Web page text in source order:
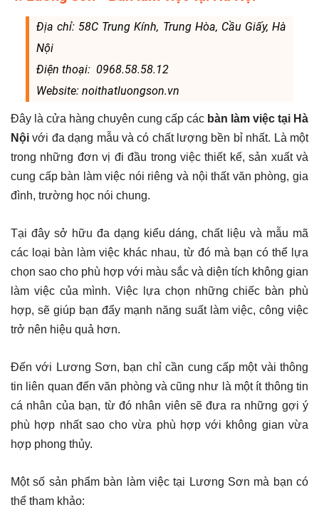
Địa chỉ: 58C Trung Kính, Trung Hòa, Cầu Giấy, Hà
Nội
Điện thoại: 0968.58.58.12
Website: noithatluongson.vn
Đây là cửa hàng chuyên cung cấp các bàn làm việc tại Hà
Nộivới đa dạng mẫu và có chất lượng bền bỉ nhất. Là một
trong những đơn vị đi đầu trong việc thiết kế, sản xuất và
cung cấp bàn làm việc nói riêng và nội thất văn phòng, gia
đình, trường học nói chung.
Tại đây sở hữu đa dạng kiểu dáng, chất liệu và mẫu mã
các loại bàn làm việc khác nhau, từ đó mà bạn có thể lựa
chọn sao cho phù hợp với màu sắc và diện tích không gian
làm việc của mình. Việc lựa chọn những chiếc bàn phù
hợp, sẽ giúp bạn đẩy mạnh năng suất làm việc, công việc
trở nên hiệu quả hơn.
Đến với Lương Sơn, bạn chỉ cần cung cấp một vài thông
tin liên quan đến văn phòng và cũng như là một ít thông tin
cá nhân của bạn, từ đó nhân viên sẽ đưa ra những gợi ý
phù hợp nhất sao cho vừa phù hợp với không gian vừa
hợp phong thủy.
Một số sản phẩm bàn làm việc tại Lương Sơn mà bạn có
thể tham khảo: